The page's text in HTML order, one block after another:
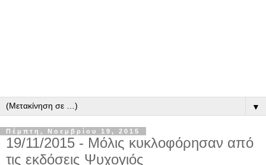
▼
Πέμπτη, Νοεμβρίου 19, 2015
19/11/2015 - Μόλις κυκλοφόρησαν από
τις εκδόσεις Ψυχογιός